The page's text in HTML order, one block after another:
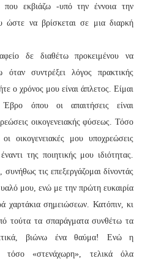
εκβιάζω -υπό την έννοια την
ώστε να βρίσκεται σε μια διαρκή
δε διαθέτω προκειμένου να
συντρέξει λόγος πρακτικής
ο χρόνος μου είναι άπλετος. Είμαι
όπου οι απαιτήσεις είναι
οικογενειακής φύσεως. Τόσο
οικογενειακές μου υποχρεώσεις
της ποιητικής μου ιδιότητας.
τις επεξεργάζομαι δίνοντάς
μου, ενώ με την πρώτη ευκαιρία
χαρτάκια σημειώσεων. Κατόπιν, κι
τούτα τα σπαράγματα συνθέτω τα
βιώνω ένα θαύμα! Ενώ η
τόσο «στενάχωρη», τελικά όλα